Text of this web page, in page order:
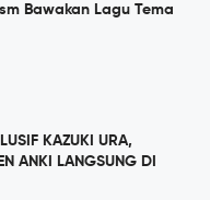
Bawakan Lagu Tema
KAZUKI URA,
ANKI LANGSUNG DI